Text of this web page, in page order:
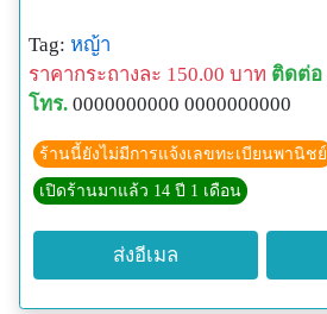
Tag: หญ้า
ราคากระถางละ 150.00 บาท ติดต่อ
โทร. 0000000000 0000000000
ร้านนี้ยังไม่มีการแจ้งเลขทะเบียนพานิชย์
เปิดร้านมาแล้ว 14 ปี 1 เดือน
ส่งอีเมล